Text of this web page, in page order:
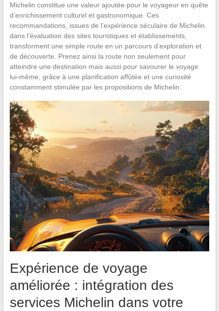
Michelin constitue une valeur ajoutée pour le voyageur en quête
d’enrichissement culturel et gastronomique. Ces
recommandations, issues de l’expérience séculaire de Michelin
dans l’évaluation des sites touristiques et établissements,
transforment une simple route en un parcours d’exploration et
de découverte. Prenez ainsi la route non seulement pour
atteindre une destination mais aussi pour savourer le voyage
lui-même, grâce à une planification affûtée et une curiosité
constamment stimulée par les propositions de Michelin.
Expérience de voyage
améliorée : intégration des
services Michelin dans votre